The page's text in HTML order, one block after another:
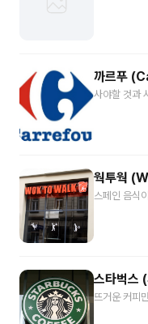
까르푸
사야할 것과
웍투웍
스페인 음식
스타벅
뜨거운 커피